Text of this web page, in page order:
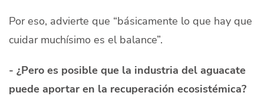
Por eso, advierte que “básicamente lo que hay que
cuidar muchísimo es el balance”.
- ¿Pero es posible que la industria del aguacate
puede aportar en la recuperación ecosistémica?